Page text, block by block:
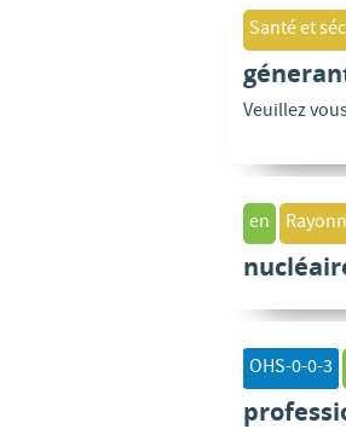
Santé et
Veuillez
en
OHS-0-0-3